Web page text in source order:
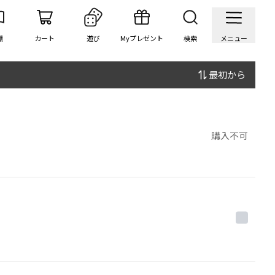
カート 遊び Myプレゼント 検索 メニュー
最初から
購入不可